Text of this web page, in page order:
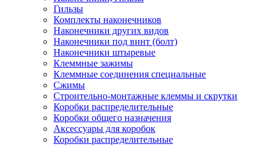
Гильзы
Комплекты наконечников
Наконечники других видов
Наконечники под винт (болт)
Наконечники штыревые
Клеммные зажимы
Клеммные соединения специальные
Сжимы
Строительно-монтажные клеммы и скрутки
Коробки распределительные
Коробки общего назначения
Аксессуары для коробок
Коробки распределительные